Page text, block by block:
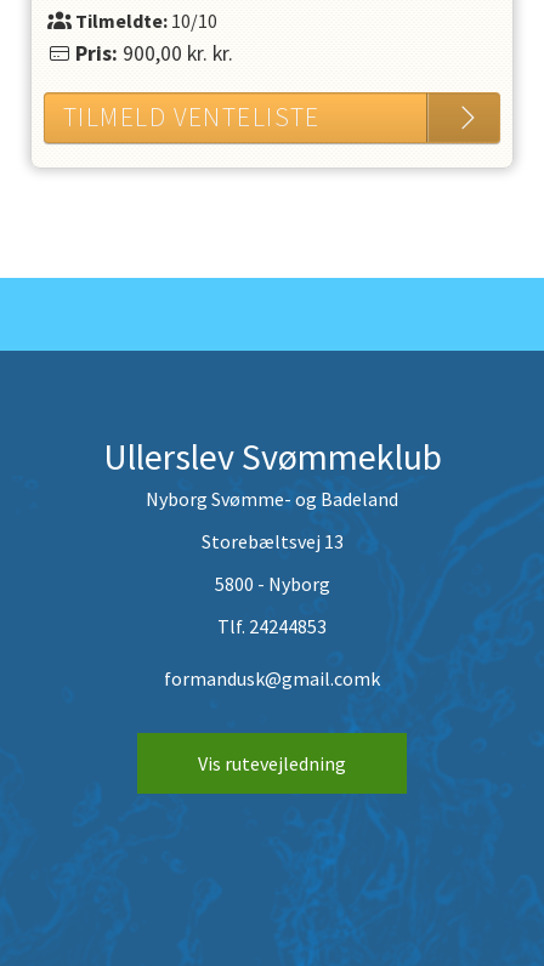
Tilmeldte:10/10
Pris: 900,00 kr. kr.
TILMELD VENTELISTE
Ullerslev Svømmeklub
Nyborg Svømme- og Badeland
Storebæltsvej 13
5800 - Nyborg
Tlf. 24244853
formandusk@gmail.comk
Vis rutevejledning